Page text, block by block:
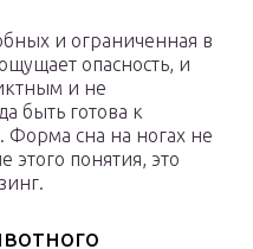
и ограниченная в
опасность, и
и не
быть готова к
Форма сна на ногах не
этого понятия, это